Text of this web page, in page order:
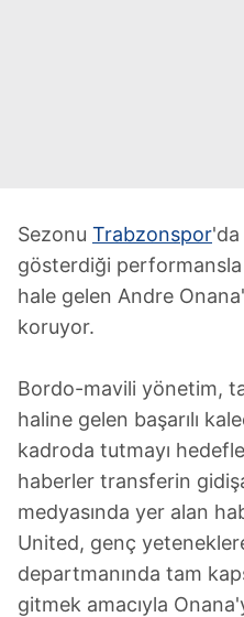
Sezonu Trabzonspor'da
gösterdiği
hale gelen Andre
koruyor.
Bordo-mavili yönetim,
haline gelen başarılı
kadroda tutmayı
haberler transferin
medyasında yer alan
United, genç
departmanında tam
gitmek amacıyla